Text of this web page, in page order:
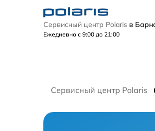
Сервисный центр Polaris в
Ежедневно с 9:00 до 21:00
Сервисный центр Polaris